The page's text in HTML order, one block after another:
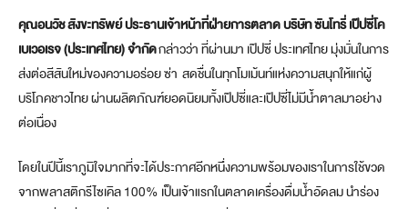
คุณอนวัช สังขะทรัพย์ ประธานเจ้าหน้าที่ฝ่ายการตลาด บริษัท ซันโทรี่ เป๊ปซี่โค
เบเวอเรจ (ประเทศไทย) จำกัดกล่าวว่า ที่ผ่านมา เป๊ปซี่ ประเทศไทย มุ่งมั่นในการ
ส่งต่อสีสันใหม่ของความอร่อย ซ่า สดชื่นในทุกโมเม้นท์แห่งความสนุกให้แก่ผู้
บริโภคชาวไทย ผ่านผลิตภัณฑ์ยอดนิยมทั้งเป๊ปซี่และเป๊ปซี่ไม่มีน้ำตาลมาอย่าง
ต่อเนื่อง
โดยในปีนี้เราภูมิใจมากที่จะได้ประกาศอีกหนึ่งความพร้อมของเราในการใช้ขวด
จากพลาสติกรีไซเคิล 100% เป็นเจ้าแรกในตลาดเครื่องดื่มน้ำอัดลม นำร่อง